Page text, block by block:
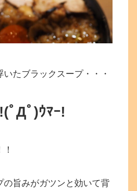
たブラックスープ・・・
(ﾟДﾟ)ｳﾏｰ!
の旨みがガツンと効いて背